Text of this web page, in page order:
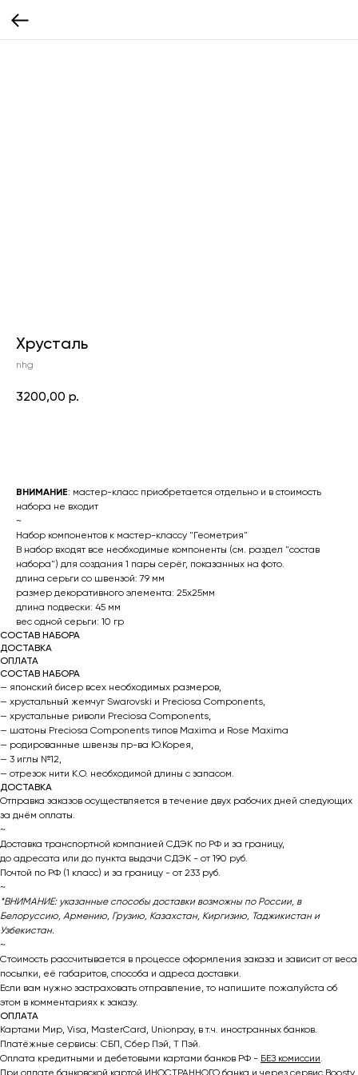
Хрусталь
nhg
3200,00 р.
ВНИМАНИЕ: мастер-класс приобретается отдельно и в стоимость
набора не входит
~
Набор компонентов к мастер-классу "Геометрия"
В набор входят все необходимые компоненты (см. раздел "состав
набора") для создания 1 пары серёг, показанных на фото.
длина серьги со швензой: 79 мм
размер декоративного элемента: 25х25мм
длина подвески: 45 мм
вес одной серьги: 10 гр
СОСТАВ НАБОРА
ДОСТАВКА
ОПЛАТА
СОСТАВ НАБОРА
— японский бисер всех необходимых размеров,
— хрустальный жемчуг Swarovski и Preciosa Components,
— хрустальные риволи Preciosa Components,
— шатоны Preciosa Components типов Maxima и Rose Maxima
— родированные швензы пр-ва Ю.Корея,
— 3 иглы №12,
— отрезок нити К.О. необходимой длины с запасом.
ДОСТАВКА
Отправка заказов осуществляется в течение двух рабочих дней следующих
за днём оплаты.
~
Доставка транспортной компанией СДЭК по РФ и за границу,
до адресата или до пункта выдачи СДЭК - от 190 руб.
Почтой по РФ (1 класс) и за границу - от 233 руб.
~
*ВНИМАНИЕ: указанные способы доставки возможны по России, в
Белоруссию, Армению, Грузию, Казахстан, Киргизию, Таджикистан и
Узбекистан.
~
Стоимость рассчитывается в процессе оформления заказа и зависит от веса
посылки, её габаритов, способа и адреса доставки.
Если вам нужно застраховать отправление, то напишите пожалуйста об
этом в комментариях к заказу.
ОПЛАТА
Картами Мир, Visa, MasterCard, Unionpay, в т.ч. иностранных банков.
Платёжные сервисы: СБП, Сбер Пэй, Т Пэй.
Оплата кредитными и дебетовыми картами банков РФ - БЕЗ комиссии
При оплате банковской картой ИНОСТРАННОГО банка и через сервис Boosty